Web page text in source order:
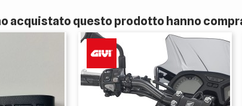
acquistato questo prodotto hanno